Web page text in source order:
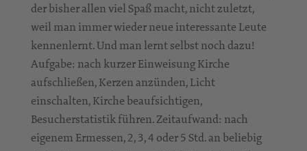
der bisher allen viel Spaß macht, nicht zuletzt,
weil man immer wieder neue interessante Leute
kennenlernt. Und man lernt selbst noch dazu!
Aufgabe: nach kurzer Einweisung Kirche
aufschließen, Kerzen anzünden, Licht
einschalten, Kirche beaufsichtigen,
Besucherstatistik führen. Zeitaufwand: nach
eigenem Ermessen, 2, 3, 4 oder 5 Std. an beliebig